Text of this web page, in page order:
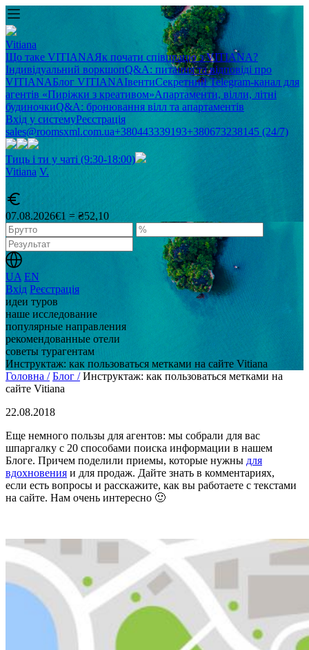
Vitiana
Що таке VITIANAЯк почати співпрацю з VITIANA?
Індивідуальний воркшопQ&A: питання та відповіді про
VITIANAБлог VITIANAІвентиСекретний Telegram-канал для
агентів «Пиріжки з креативом»Апартаменти, вілли, літні
будиночкиQ&A: бронювання вілл та апартаментів
Вхід у системуРеєстрація
sales@roomsxml.com.ua+380443339193+380673238145 (24/7)
Тиць і ти у чаті (9:30-18:00)
Vitiana V.
07.08.2026€1 = ₴52,10
UA EN
Вхід Реєстрація
идеи туров
наше исследование
популярные направления
рекомендованные отели
советы турагентам
Инструктаж: как пользоваться метками на сайте Vitiana
Головна / Блог / Инструктаж: как пользоваться метками на
сайте Vitiana
22.08.2018
Еще немного пользы для агентов: мы собрали для вас
шпаргалку с 20 способами поиска информации в нашем
Блоге. Причем поделили приемы, которые нужны для
вдохновения и для продаж. Дайте знать в комментариях,
если есть вопросы и расскажите, как вы работаете с текстами
на сайте. Нам очень интересно 🙂